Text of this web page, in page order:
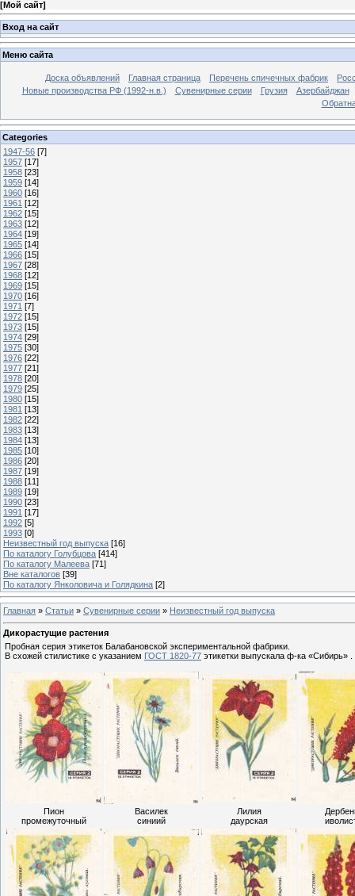
[Мой сайт]
Вход на сайт
Меню сайта
Доска объявлений Главная страница Перечень спичечных фабрик
Новые производства РФ (1992-н.в.)
Сувенирные серии Грузия
Азербайджан
Categories
1947-56 [7]
1957 [17]
1958 [23]
1959 [14]
1960 [16]
1961 [12]
1962 [15]
1963 [12]
1964 [19]
1965 [14]
1966 [15]
1967 [28]
1968 [12]
1969 [15]
1970 [16]
1971 [7]
1972 [15]
1973 [15]
1974 [29]
1975 [30]
1976 [22]
1977 [21]
1978 [20]
1979 [25]
1980 [15]
1981 [13]
1982 [22]
1983 [13]
1984 [13]
1985 [10]
1986 [20]
1987 [19]
1988 [11]
1989 [19]
1990 [23]
1991 [17]
1992 [5]
1993 [0]
Неизвестный год выпуска [16]
По каталогу Голубцова [414]
По каталогу Малеева [71]
Вне каталогов [39]
По каталогу Янколовича и Голядкина [2]
Главная » Статьи » Сувенирные серии » Неизвестный год выпуска
Дикорастущие растения
Пробная серия этикеток Балабановской экспериментальной фабрики.
В схожей стилистике с указанием ГОСТ 1820-77 этикетки выпускала ф-ка «Сибирь» ​​​​​​.
Пион
промежуточный
Василек
синиий
Лилия
даурская